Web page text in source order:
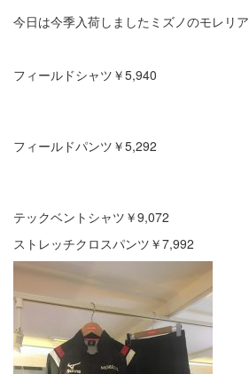
今日は今季入荷しましたミズノのモレリ
フィールドシャツ￥5,940
フィールドパンツ￥5,292
テックベントシャツ￥9,072
ストレッチクロスパンツ￥7,992